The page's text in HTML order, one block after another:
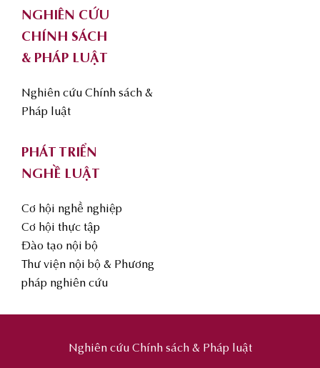
NGHIÊN CỨU
CHÍNH SÁCH
& PHÁP LUẬT
Nghiên cứu Chính sách &
Pháp luật
PHÁT TRIỂN
NGHỀ LUẬT
Cơ hội nghề nghiệp
Cơ hội thực tập
Đào tạo nội bộ
Thư viện nội bộ & Phương
pháp nghiên cứu
Nghiên cứu Chính sách & Pháp luật